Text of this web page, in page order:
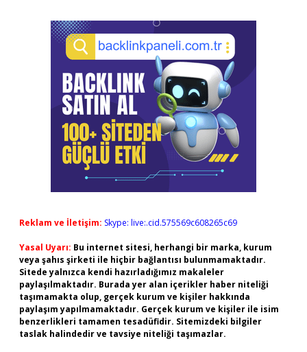
Reklam ve İletişim: Skype: live:.cid.575569c608265c69
Yasal Uyarı: Bu internet sitesi, herhangi bir marka, kurum
veya şahıs şirketi ile hiçbir bağlantısı bulunmamaktadır.
Sitede yalnızca kendi hazırladığımız makaleler
paylaşılmaktadır. Burada yer alan içerikler haber niteliği
taşımamakta olup, gerçek kurum ve kişiler hakkında
paylaşım yapılmamaktadır. Gerçek kurum ve kişiler ile isim
benzerlikleri tamamen tesadüfidir. Sitemizdeki bilgiler
taslak halindedir ve tavsiye niteliği taşımazlar.